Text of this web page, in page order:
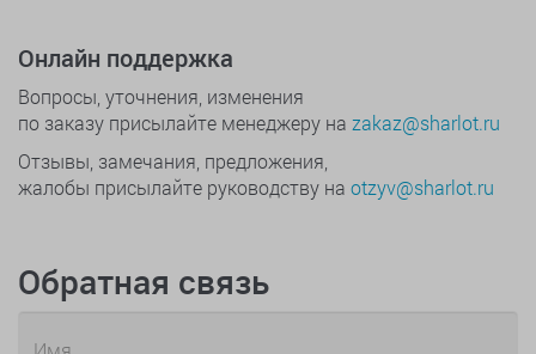
Онлайн поддержка
Вопросы, уточнения, изменения
по заказу присылайте менеджеру на zakaz@sharlot.ru
Отзывы, замечания, предложения,
жалобы присылайте руководству на otzyv@sharlot.ru
Обратная связь